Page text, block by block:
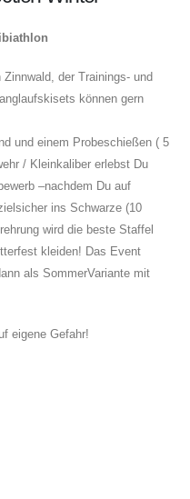
der Trainings- und
können gern
und einem Probeschießen ( 5
/ Kleinkaliber erlebst Du
–nachdem Du auf
ins Schwarze (10
wird die beste Staffel
kleiden! Das Event
als SommerVariante mit
eigene Gefahr!